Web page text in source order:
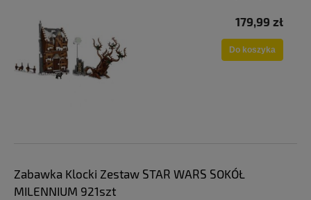
179,99 zł
Do koszyka
Zabawka Klocki Zestaw STAR WARS SOKÓŁ
MILENNIUM 921szt